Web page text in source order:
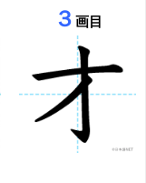
３ 画目